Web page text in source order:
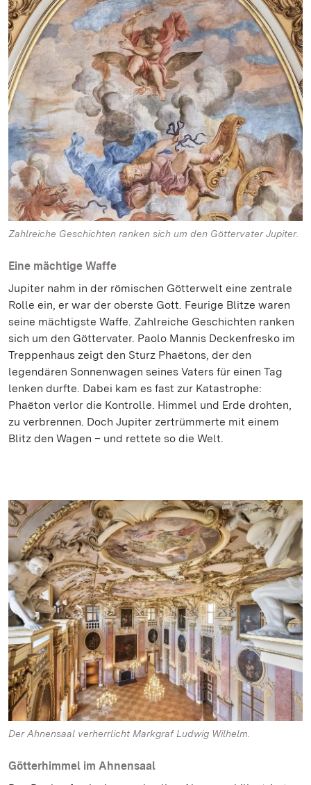
Zahlreiche Geschichten ranken sich um den Göttervater Jupiter.
Eine mächtige Waffe
Jupiter nahm in der römischen Götterwelt eine zentrale
Rolle ein, er war der oberste Gott. Feurige Blitze waren
seine mächtigste Waffe. Zahlreiche Geschichten ranken
sich um den Göttervater. Paolo Mannis Deckenfresko im
Treppenhaus zeigt den Sturz Phaëtons, der den
legendären Sonnenwagen seines Vaters für einen Tag
lenken durfte. Dabei kam es fast zur Katastrophe:
Phaëton verlor die Kontrolle. Himmel und Erde drohten,
zu verbrennen. Doch Jupiter zertrümmerte mit einem
Blitz den Wagen – und rettete so die Welt.
Der Ahnensaal verherrlicht Markgraf Ludwig Wilhelm.
Götterhimmel im Ahnensaal